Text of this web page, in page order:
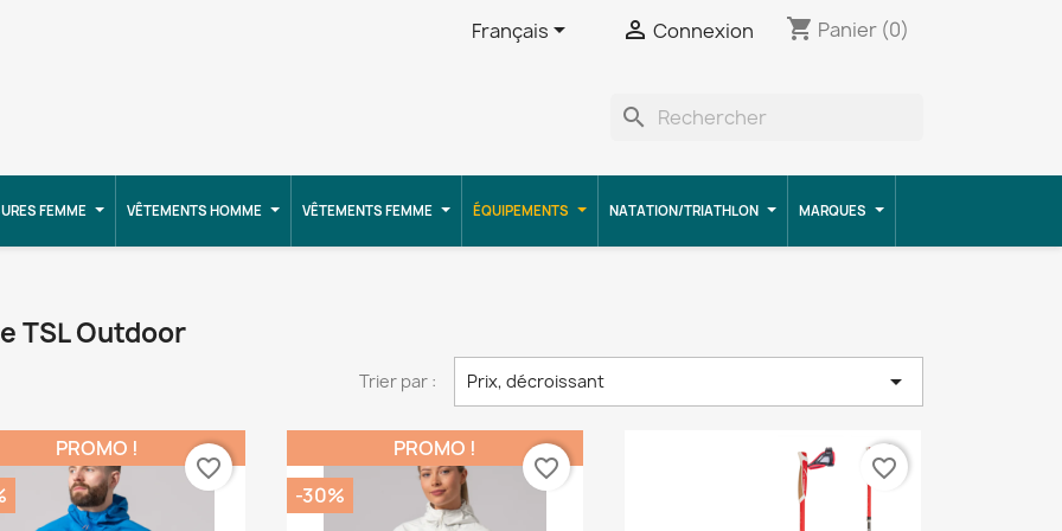
Français  Connexion shopping_cart Panier (0)
search
FEMME VÊTEMENTS HOMME VÊTEMENTS FEMME ÉQUIPEMENTS NATATION/TRIATHLON MARQUES
TSL Outdoor
Trier par : Prix, décroissant 
PROMO !
favorite_border
PROMO !
-30%
favorite_border favorite_border